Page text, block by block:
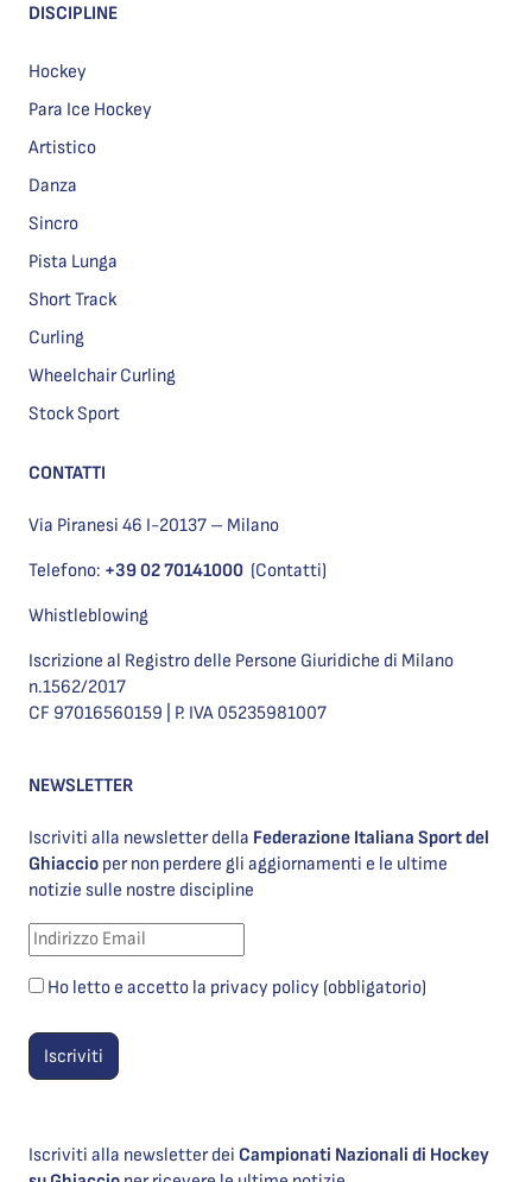
DISCIPLINE
Hockey
Para Ice Hockey
Artistico
Danza
Sincro
Pista Lunga
Short Track
Curling
Wheelchair Curling
Stock Sport
CONTATTI
Via Piranesi 46 I-20137 – Milano
Telefono: +39 02 70141000 (Contatti)
Whistleblowing
Iscrizione al Registro delle Persone Giuridiche di Milano
n.1562/2017
CF 97016560159 | P. IVA 05235981007
NEWSLETTER
Iscriviti alla newsletter della Federazione Italiana Sport del
Ghiaccio per non perdere gli aggiornamenti e le ultime
notizie sulle nostre discipline
Ho letto e accetto la privacy policy (obbligatorio)
Iscriviti alla newsletter dei Campionati Nazionali di Hockey